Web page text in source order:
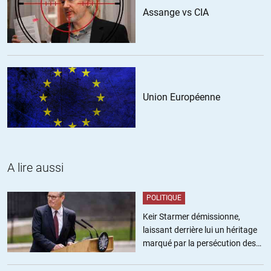
–gilles–//27.07.2019 à 17h24
Pour acheter de la propolis et de la gelée royale depuis le moment
du passage des billets et des pièces vers l’euro j’allais chez un
producteur de miel pendant plusieurs années jusqu’à ce que je
déchiffre dans le hangar attenant sur des bidons de 200 litres
« SUCO DE UVA – BRAZIL », je demande des explications. Il
de miel était marqué « Miel produit en France ». J’ignore si les
+4 ALERTER
Dominique65//27.07.2019 à 23h40
Assange vs CIA
Union Européenne
A lire aussi
POLITIQUE
Keir Starmer démissionne,
laissant derrière lui un héritage
marqué par la persécution des